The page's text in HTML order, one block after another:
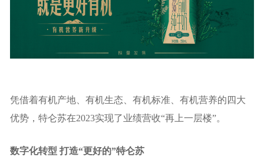
凭借着有机产地、有机生态、有机标准、有机营养的四大
优势，特仑苏在2023实现了业绩营收“再上一层楼”。
数字化转型 打造“更好的”特仑苏